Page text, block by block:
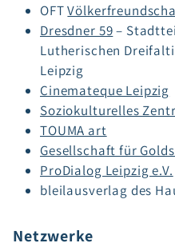
OFT
Dresdner 59–
Lutherischen
Leipzig
Cinemateque Leipzig
Soziokulturelles
TOUMA art
Gesellschaft für
ProDialog Leipzig e.V.
bleilausverlag des
Netzwerke